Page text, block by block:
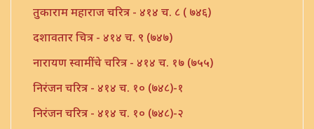
तुकाराम महाराज चरित्र - ४१४ च. ८ ( ७४६)
दशावतार चित्र - ४१४ च. ९ (७४७)
नारायण स्वामींचे चरित्र - ४१४ च. १७ (७५५)
निरंजन चरित्र - ४१४ च. १० (७४८)-१
निरंजन चरित्र - ४१४ च. १० (७४८)-२